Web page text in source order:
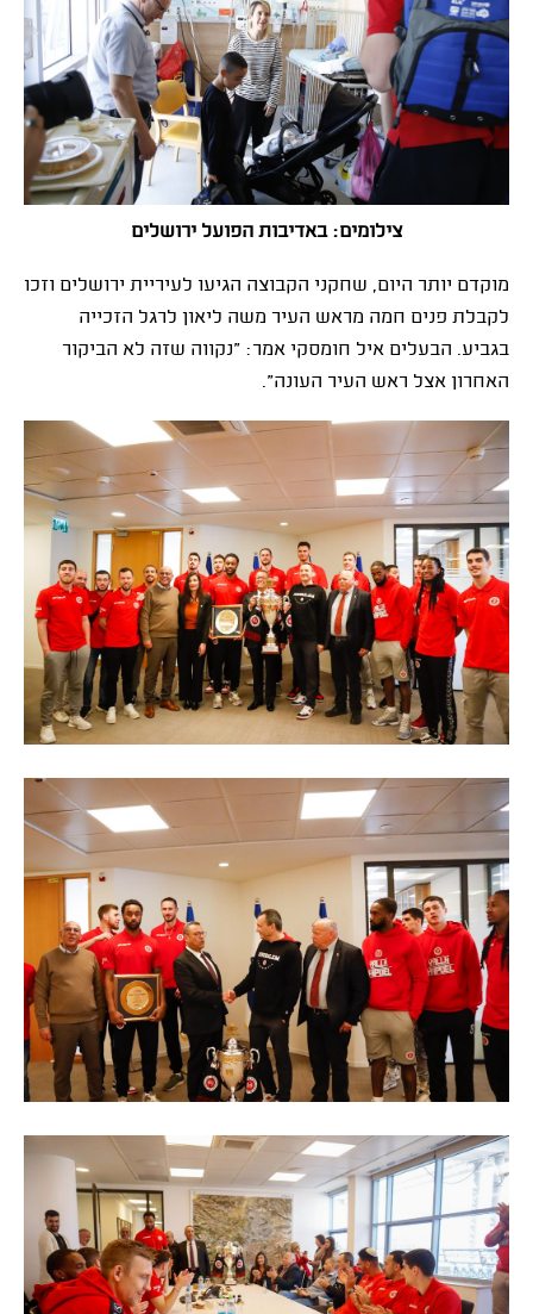
צילומים: באדיבות הפועל ירושלים
מוקדם יותר היום, שחקני הקבוצה הגיעו לעיריית ירושלים וזכו
לקבלת פנים חמה מראש העיר משה ליאון לרגל הזכייה
בגביע. הבעלים איל חומסקי אמר: "נקווה שזה לא הביקור
האחרון אצל ראש העיר העונה".